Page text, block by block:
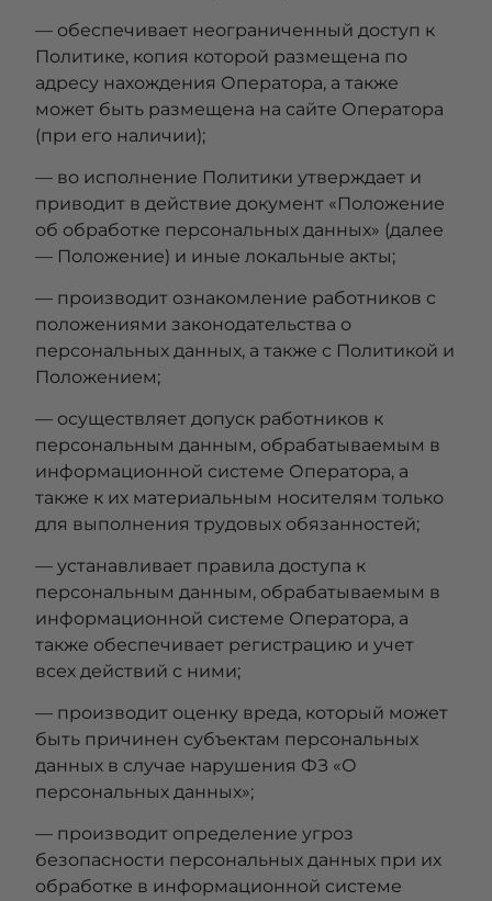
— обеспечивает неограниченный доступ к
Политике, копия которой размещена по
адресу нахождения Оператора, а также
может быть размещена на сайте Оператора
(при его наличии);
— во исполнение Политики утверждает и
приводит в действие документ «Положение
об обработке персональных данных» (далее
— Положение) и иные локальные акты;
— производит ознакомление работников с
положениями законодательства о
персональных данных, а также с Политикой и
Положением;
— осуществляет допуск работников к
персональным данным, обрабатываемым в
информационной системе Оператора, а
также к их материальным носителям только
для выполнения трудовых обязанностей;
— устанавливает правила доступа к
персональным данным, обрабатываемым в
информационной системе Оператора, а
также обеспечивает регистрацию и учет
всех действий с ними;
— производит оценку вреда, который может
быть причинен субъектам персональных
данных в случае нарушения ФЗ «О
персональных данных»;
— производит определение угроз
безопасности персональных данных при их
обработке в информационной системе